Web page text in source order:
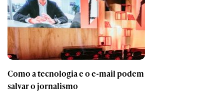
Como a tecnologia e o e-mail podem
salvar o jornalismo